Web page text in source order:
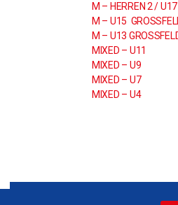
M – HERREN 2 / U17
M – U15 GROSSFELD
M – U13 GROSSFELD
MIXED – U11
MIXED – U9
MIXED – U7
MIXED – U4